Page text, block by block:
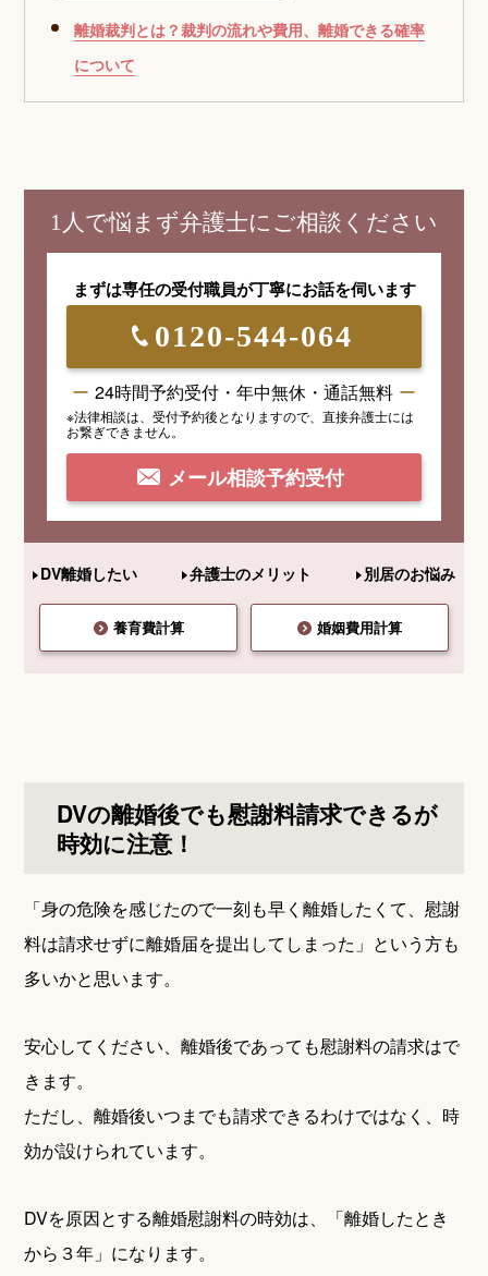
離婚裁判とは？裁判の流れや費用、離婚できる確率
について
1人で悩まず弁護士にご相談ください
まずは専任の受付職員が丁寧にお話を伺います
0120-544-064
24時間予約受付・年中無休・通話無料
※法律相談は、受付予約後となりますので、 直接弁護士には
お繋ぎできません。
メール相談予約受付
DV離婚したい 弁護士のメリット 別居のお悩み
養育費計算 婚姻費用計算
DVの離婚後でも慰謝料請求できるが
時効に注意！
「身の危険を感じたので一刻も早く離婚したくて、慰謝
料は請求せずに離婚届を提出してしまった」という方も
多いかと思います。
安心してください、離婚後であっても慰謝料の請求はで
きます。
ただし、離婚後いつまでも請求できるわけではなく、時
効が設けられています。
DVを原因とする離婚慰謝料の時効は、「離婚したとき
から３年」になります。